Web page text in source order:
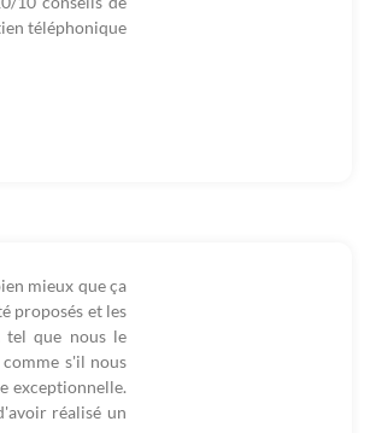
téléphonique
mieux que ça
proposés et les
tel que nous le
s'il nous
exceptionnelle.
réalisé un